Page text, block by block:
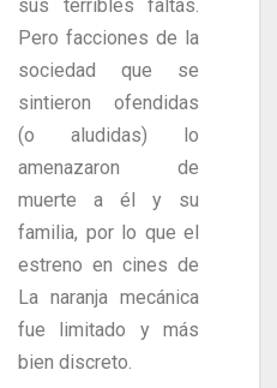
sus terribles faltas.
Pero facciones de la
sociedad que se
sintieron ofendidas
(o aludidas) lo
amenazaron de
muerte a él y su
familia, por lo que el
estreno en cines de
La naranja mecánica
fue limitado y más
bien discreto.